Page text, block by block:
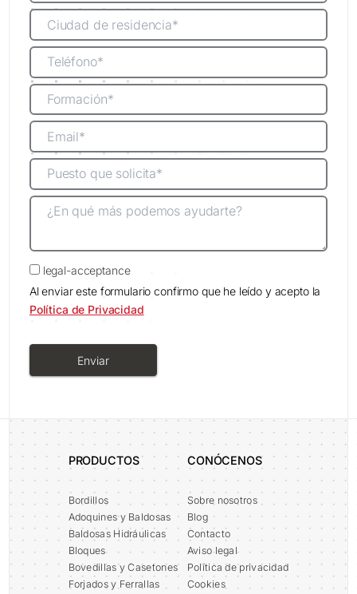
legal-acceptance
Al enviar este formulario confirmo que he leído y acepto la
Política de Privacidad
Enviar
PRODUCTOS
Bordillos
Adoquines y Baldosas
Baldosas Hidráulicas
Bloques
Bovedillas y Casetones
Forjados y Ferrallas
CONÓCENOS
Sobre nosotros
Blog
Contacto
Aviso legal
Política de privacidad
Cookies